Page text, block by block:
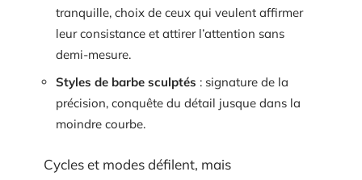
tranquille, choix de ceux qui veulent affirmer
leur consistance et attirer l’attention sans
demi-mesure.
Styles de barbe sculptés : signature de la
précision, conquête du détail jusque dans la
moindre courbe.
Cycles et modes défilent, mais